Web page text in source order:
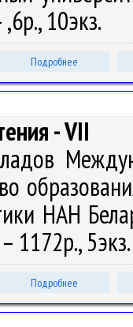
10экз.
Подробнее
- VII
НАН
1172р.,
Подробнее